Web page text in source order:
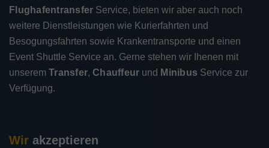
Flughafentransfer Service, bieten wir aber auch noch
weitere Dienstleistungen wie Kurierfahrten und
Besogungsfahrten sowie Krankentransporte und einen
Event Shuttle Service an. Gerne stehen wir Ihenen mit
unserem Transfer, Chauffeur und Minibus Service zur
Verfügung.
Wir akzeptieren